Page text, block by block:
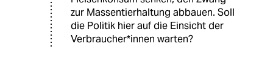
zur Massentierhaltung abbauen. Soll
die Politik hier auf die Einsicht der
Verbraucher*innen warten?